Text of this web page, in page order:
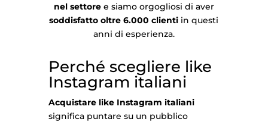
nel settoree siamo orgogliosi di aver
soddisfatto oltre 6.000 clienti in questi
anni di esperienza.
Perché scegliere like
Instagram italiani
Acquistare like Instagram italiani
significa puntare su un pubblico